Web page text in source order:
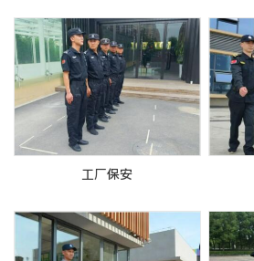
工厂保安